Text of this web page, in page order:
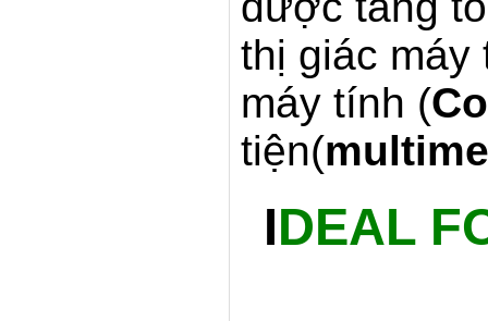
thị giác máy
máy tính (
tiện(
IDEAL